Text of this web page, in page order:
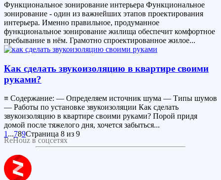
Функциональное зонирование интерьера Функциональное
зонирование - один из важнейших этапов проектирования
интерьера. Именно правильное, продуманное
функциональное зонирование жилища обеспечит комфортное
пребывание в нём. Грамотно спроектированное жилое...
Как сделать звукоизоляцию в квартире своими
руками?
≡ Содержание: — Определяем источник шума — Типы шумов
— Работы по установке звукоизоляции Как сделать
звукоизоляцию в квартире своими руками? Порой придя
домой после тяжелого дня, хочется забыться...
1...789Страница 8 из 9
ReHouz в соцсетях